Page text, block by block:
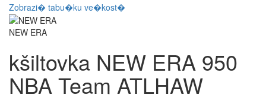
Zobrazi� tabu�ku ve�kost�
NEW ERA
kšiltovka NEW ERA 950
NBA Team ATLHAW